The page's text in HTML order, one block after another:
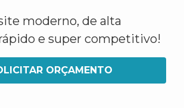
moderno, de alta
e super competitivo!
ORÇAMENTO